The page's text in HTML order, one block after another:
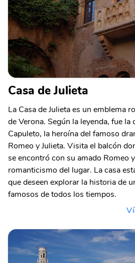
Casa de Julieta
La Casa de Julieta es un emblema
de Verona. Según la leyenda, fue la
Capuleto, la heroína del famoso
Romeo y Julieta. Visita el balcón
se encontró con su amado Romeo
romanticismo del lugar. La casa
que deseen explorar la historia de
famosos de todos los tiempos.